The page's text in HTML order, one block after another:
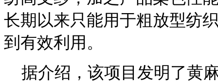
长期以来只能用于粗放型纺
到有效利用。
据介绍，该项目发明了黄